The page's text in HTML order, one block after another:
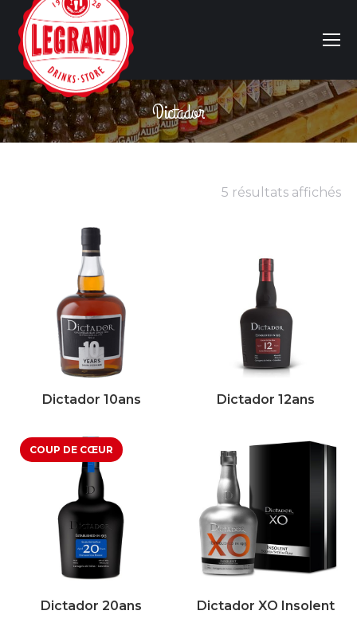
Dictador
Vous êtes ici :
5 résultats affichés
Dictador 10ans Dictador 12ans
Dictador 20ans Dictador XO Insolent